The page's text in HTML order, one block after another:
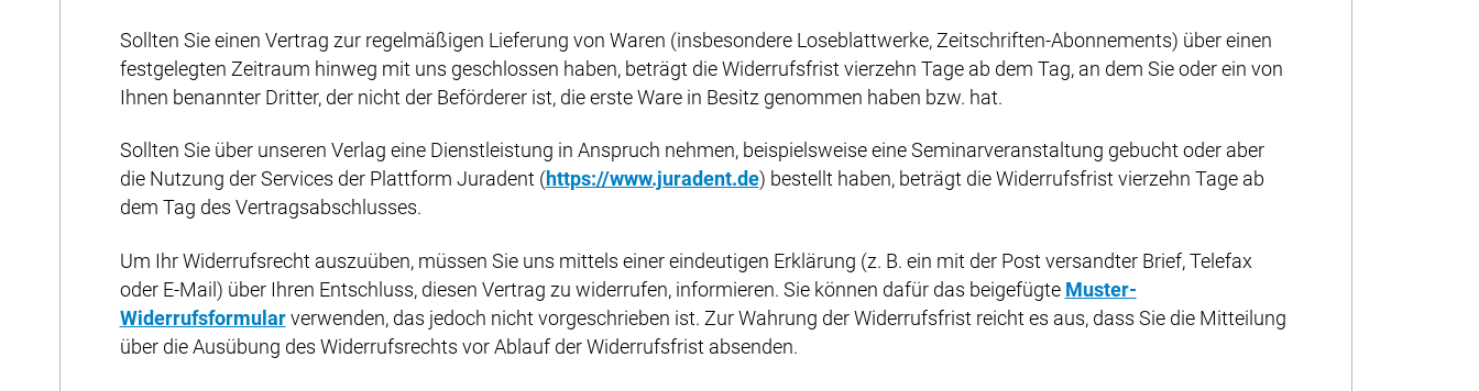
Sollten Sie einen Vertrag zur regelmäßigen Lieferung von Waren (insbesondere Loseblattwerke, Zeitschriften-Abonnements) über einen
festgelegten Zeitraum hinweg mit uns geschlossen haben, beträgt die Widerrufsfrist vierzehn Tage ab dem Tag, an dem Sie oder ein von
Ihnen benannter Dritter, der nicht der Beförderer ist, die erste Ware in Besitz genommen haben bzw. hat.
Sollten Sie über unseren Verlag eine Dienstleistung in Anspruch nehmen, beispielsweise eine Seminarveranstaltung gebucht oder aber
die Nutzung der Services der Plattform Juradent (https://www.juradent.de) bestellt haben, beträgt die Widerrufsfrist vierzehn Tage ab
dem Tag des Vertragsabschlusses.
Um Ihr Widerrufsrecht auszuüben, müssen Sie uns mittels einer eindeutigen Erklärung (z. B. ein mit der Post versandter Brief, Telefax
oder E-Mail) über Ihren Entschluss, diesen Vertrag zu widerrufen, informieren. Sie können dafür das beigefügte Muster-
Widerrufsformularverwenden, das jedoch nicht vorgeschrieben ist. Zur Wahrung der Widerrufsfrist reicht es aus, dass Sie die Mitteilung
über die Ausübung des Widerrufsrechts vor Ablauf der Widerrufsfrist absenden.